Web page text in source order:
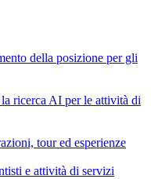
della posizione per gli
ricerca AI per le attività di
tour ed esperienze
e attività di servizi